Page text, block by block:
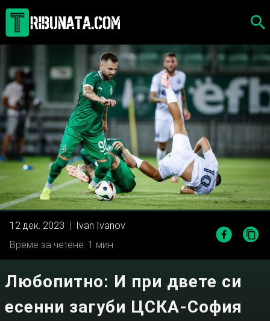
Skip
content
12 дек. 2023 | Ivan Ivanov
Време за четене: 1 мин
Любопитно: И при двете си
есенни загуби ЦСКА-София